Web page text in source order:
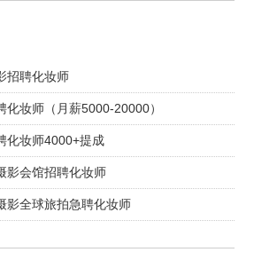
招聘化妆师
化妆师（月薪5000-20000）
化妆师4000+提成
影会馆招聘化妆师
影全球旅拍急聘化妆师